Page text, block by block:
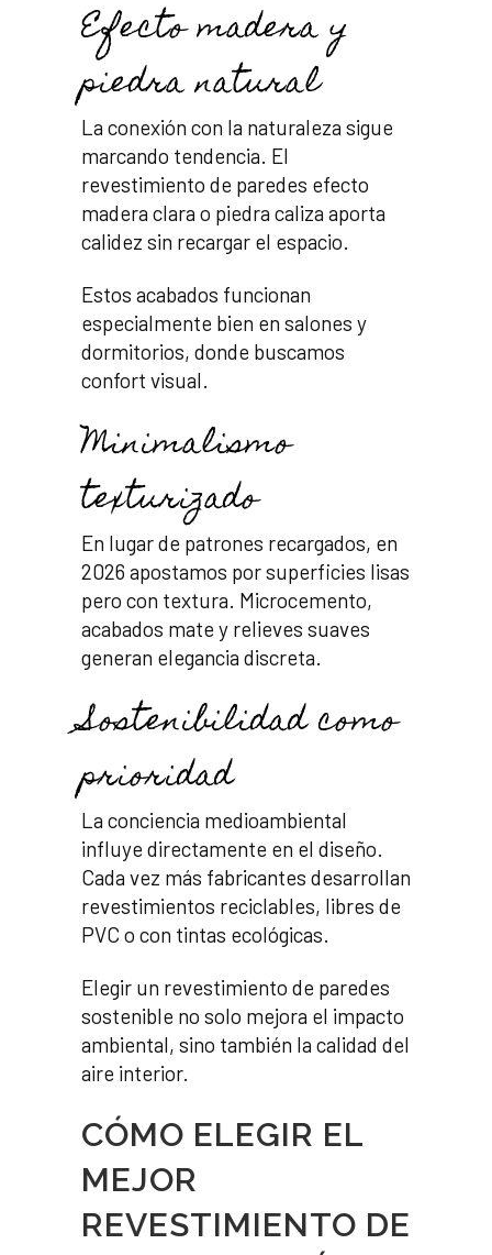
Efecto madera y
piedra natural
La conexión con la naturaleza sigue
marcando tendencia. El
revestimiento de paredes efecto
madera clara o piedra caliza aporta
calidez sin recargar el espacio.
Estos acabados funcionan
especialmente bien en salones y
dormitorios, donde buscamos
confort visual.
Minimalismo
texturizado
En lugar de patrones recargados, en
2026 apostamos por superficies lisas
pero con textura. Microcemento,
acabados mate y relieves suaves
generan elegancia discreta.
Sostenibilidad como
prioridad
La conciencia medioambiental
influye directamente en el diseño.
Cada vez más fabricantes desarrollan
revestimientos reciclables, libres de
PVC o con tintas ecológicas.
Elegir un revestimiento de paredes
sostenible no solo mejora el impacto
ambiental, sino también la calidad del
aire interior.
CÓMO ELEGIR EL
MEJOR
REVESTIMIENTO DE